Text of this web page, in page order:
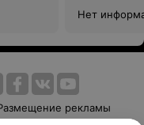
Нет
рекламы